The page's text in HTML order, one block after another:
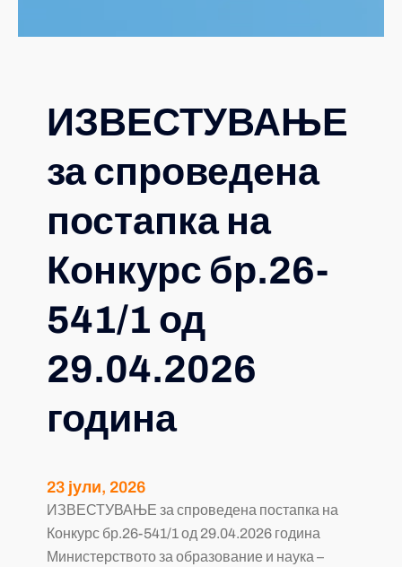
ИЗВЕСТУВАЊЕ
за спроведена
постапка на
Конкурс бр.26-
541/1 од
29.04.2026
година
23 јули, 2026
ИЗВЕСТУВАЊЕ за спроведена постапка на
Конкурс бр.26-541/1 од 29.04.2026 година
Министерството за образование и наука –